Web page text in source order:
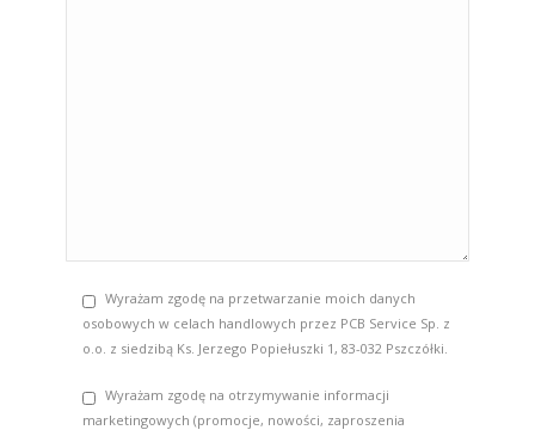
Wyrażam zgodę na przetwarzanie moich danych
osobowych w celach handlowych przez PCB Service Sp. z
o.o. z siedzibą Ks. Jerzego Popiełuszki 1, 83-032 Pszczółki.
Wyrażam zgodę na otrzymywanie informacji
marketingowych (promocje, nowości, zaproszenia